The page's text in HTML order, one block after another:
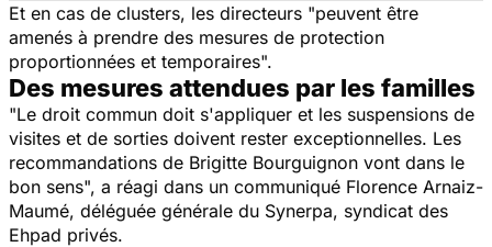
Et en cas de clusters, les directeurs "peuvent être
amenés à prendre des mesures de protection
proportionnées et temporaires".
Des mesures attendues par les familles
"Le droit commun doit s'appliquer et les suspensions de
visites et de sorties doivent rester exceptionnelles. Les
recommandations de Brigitte Bourguignon vont dans le
bon sens", a réagi dans un communiqué Florence Arnaiz-
Maumé, déléguée générale du Synerpa, syndicat des
Ehpad privés.